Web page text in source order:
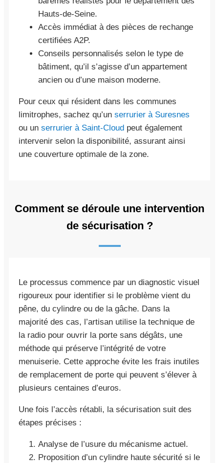
Hauts-de-Seine.
Accès immédiat à des pièces de rechange
certifiées A2P.
Conseils personnalisés selon le type de
bâtiment, qu’il s’agisse d’un appartement
ancien ou d’une maison moderne.
Pour ceux qui résident dans les communes
limitrophes, sachez qu’un serrurier à Suresnes
ou un serrurier à Saint-Cloud peut également
intervenir selon la disponibilité, assurant ainsi
une couverture optimale de la zone.
Comment se déroule une intervention
de sécurisation ?
Le processus commence par un diagnostic visuel
rigoureux pour identifier si le problème vient du
pêne, du cylindre ou de la gâche. Dans la
majorité des cas, l’artisan utilise la technique de
la radio pour ouvrir la porte sans dégâts, une
méthode qui préserve l’intégrité de votre
menuiserie. Cette approche évite les frais inutiles
de remplacement de porte qui peuvent s’élever à
plusieurs centaines d’euros.
Une fois l’accès rétabli, la sécurisation suit des
étapes précises :
Analyse de l’usure du mécanisme actuel.
Proposition d’un cylindre haute sécurité si le